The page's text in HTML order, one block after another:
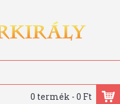
0 termék - 0 Ft